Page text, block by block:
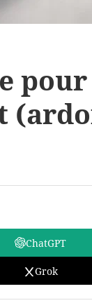
ChatGPT
Grok